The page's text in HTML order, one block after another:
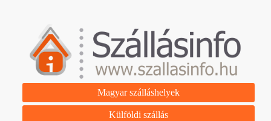
Magyar szálláshelyek
Külföldi szállás